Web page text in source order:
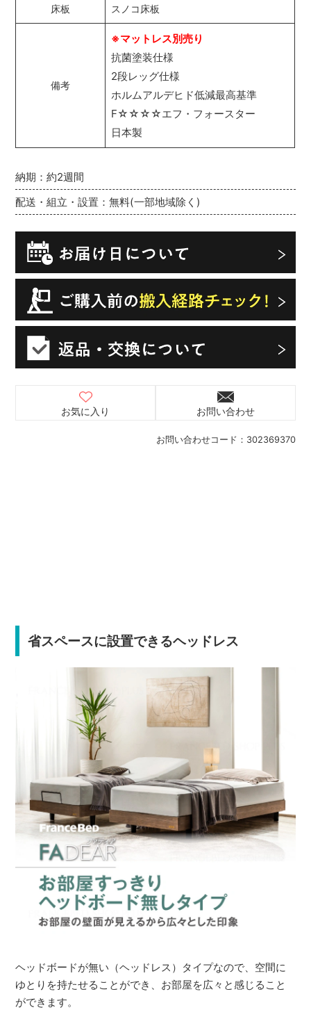
お問い合わせコード： 302369370
納期：約2週間
配送・組立・設置：無料(一部地域除く)
お気に入り お問い合わせ
省スペースに設置できるヘッドレス
ヘッドボードが無い（ヘッドレス）タイプなので、空間に
ゆとりを持たせることができ、お部屋を広々と感じること
ができます。
床板 スノコ床板
備考
※マットレス別売り
抗菌塗装仕様
2段レッグ仕様
ホルムアルデヒド低減最高基準
F☆☆☆☆エフ・フォースター
日本製